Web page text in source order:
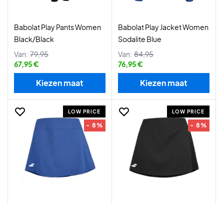
Babolat Play Pants Women
Black/Black
Van: 79,95
67,95 €
Kiezen maat
Babolat Play Jacket Women
Sodalite Blue
Van: 84,95
76,95 €
Kiezen maat
LOW PRICE
- 8%
LOW PRICE
- 8%